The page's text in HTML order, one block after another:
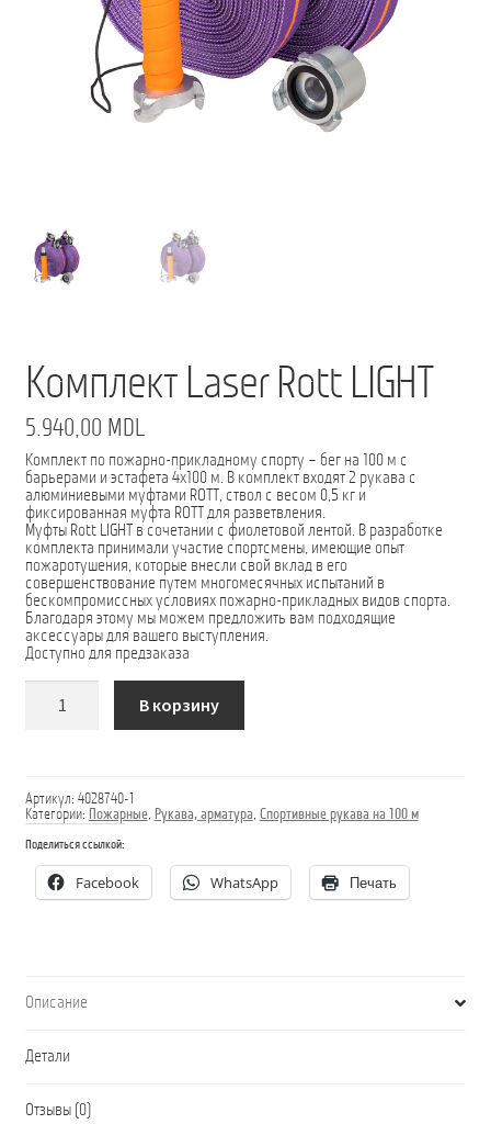
Мой аккаунт
Пожарная Техника
Полицейская Техника
Условия
Школьный автобус Ford Transit M2
Комплект Laser Rott LIGHT
5.940,00 MDL
Комплект по пожарно-прикладному спорту – бег на 100 м с
барьерами и эстафета 4х100 м. В комплект входят 2 рукава с
алюминиевыми муфтами ROTT, ствол с весом 0,5 кг и
фиксированная муфта ROTT для разветвления.
Муфты Rott LIGHT в сочетании с фиолетовой лентой. В разработке
комплекта принимали участие спортсмены, имеющие опыт
пожаротушения, которые внесли свой вклад в его
совершенствование путем многомесячных испытаний в
бескомпромиссных условиях пожарно-прикладных видов спорта.
Благодаря этому мы можем предложить вам подходящие
аксессуары для вашего выступления.
Доступно для предзаказа
товара
В корзину
Артикул: 4028740-1
Категории: Пожарные, Рукава, арматура, Спортивные рукава на 100 м
Поделиться ссылкой:
Facebook WhatsApp Печать
Описание
Детали
Отзывы (0)